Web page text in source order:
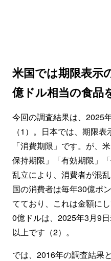
米国では期限表示
億ドル相当の食品
今回の調査結果は、2025
（1）。日本では、期限
「消費期限」です。が、
保持期限」「有効期限」
乱立により、消費者が混
国の消費者は毎年30億ポ
てており、これは金額に
0億ドルは、2025年3月9
以上です（2）。
では、2016年の調査結果